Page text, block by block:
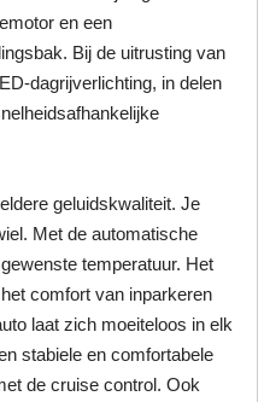
en een
Bij de uitrusting van
dagrijverlichting, in delen
geluidskwaliteit. Je
Met de automatische
temperatuur. Het
comfort van inparkeren
laat zich moeiteloos in elk
stabiele en comfortabele
de cruise control. Ook